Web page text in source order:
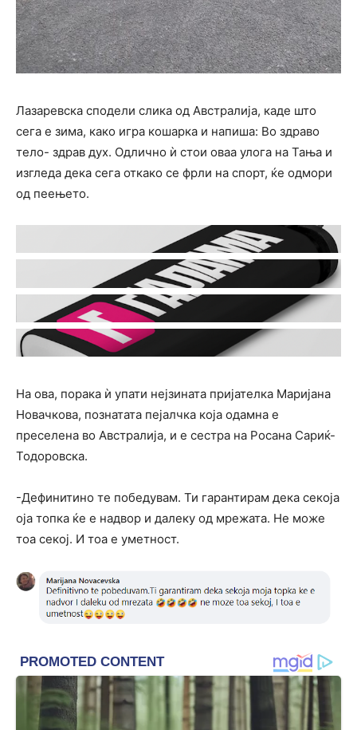
Лазаревска сподели слика од Австралија, каде што
сега е зима, како игра кошарка и напиша: Во здраво
тело- здрав дух. Одлично ѝ стои оваа улога на Тања и
изгледа дека сега откако се фрли на спорт, ќе одмори
од пеењето.
На ова, порака ѝ упати нејзината пријателка Маријана
Новачкова, познатата пејалчка која одамна е
преселена во Австралија, и е сестра на Росана Сариќ-
Тодоровска.
-Дефинитино те победувам. Ти гарантирам дека секоја
оја топка ќе е надвор и далеку од мрежата. Не може
тоа секој. И тоа е уметност.